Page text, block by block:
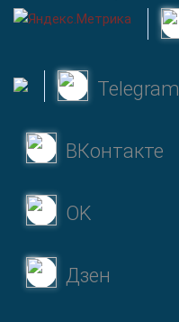
Telegram
ВКонтакте
OK
Дзен